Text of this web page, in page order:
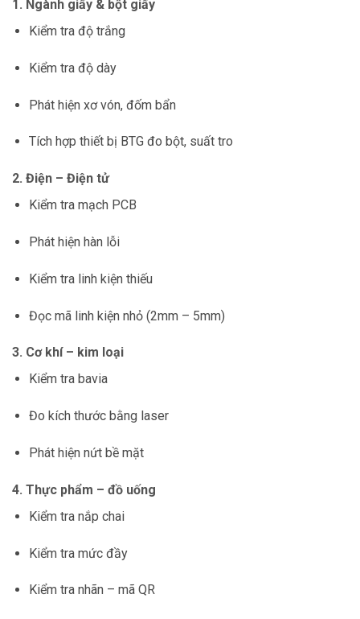
1. Ngành giấy & bột giấy
Kiểm tra độ trắng
Kiểm tra độ dày
Phát hiện xơ vón, đốm bẩn
Tích hợp thiết bị BTG đo bột, suất tro
2. Điện – Điện tử
Kiểm tra mạch PCB
Phát hiện hàn lỗi
Kiểm tra linh kiện thiếu
Đọc mã linh kiện nhỏ (2mm – 5mm)
3. Cơ khí – kim loại
Kiểm tra bavia
Đo kích thước bằng laser
Phát hiện nứt bề mặt
4. Thực phẩm – đồ uống
Kiểm tra nắp chai
Kiểm tra mức đầy
Kiểm tra nhãn – mã QR